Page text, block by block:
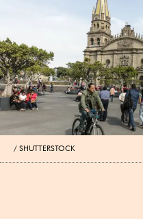
SHUTTERSTOCK